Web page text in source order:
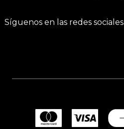
Síguenos en las redes sociales